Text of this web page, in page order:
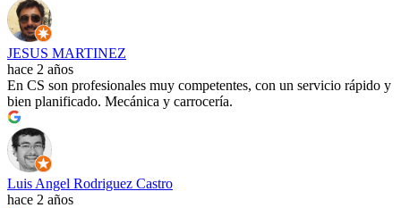
JESUS MARTINEZ
hace 2 años
En CS son profesionales muy competentes, con un servicio rápido y
bien planificado. Mecánica y carrocería.
Luis Angel Rodriguez Castro
hace 2 años